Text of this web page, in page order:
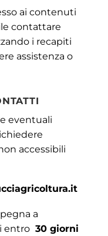
ai contenuti
contattare
i recapiti
assistenza o
eventuali
accessibili
a
entro 30 giorni